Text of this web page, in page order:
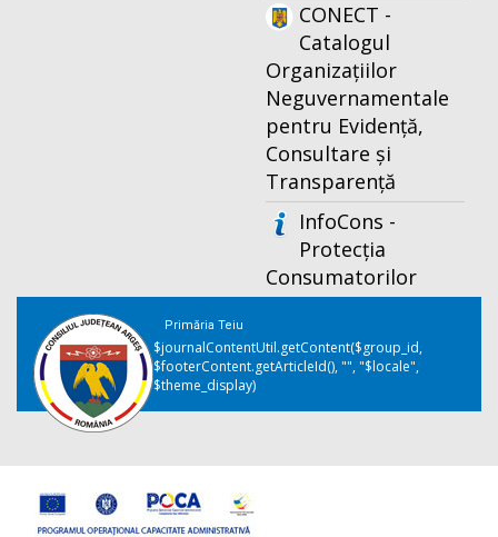
CONECT -
Catalogul
Organizațiilor
Neguvernamentale
pentru Evidență,
Consultare și
Transparență
InfoCons -
Protecția
Consumatorilor
Primăria Teiu
$journalContentUtil.getContent($group_id,
$footerContent.getArticleId(), "", "$locale",
$theme_display)